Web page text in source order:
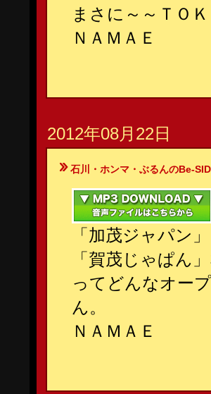
まさに～～ＴＯ
ＮＡＭＡＥ
2012年08月22日
石川・ホンマ・ぶるんのBe-
「加茂ジャパン
「賀茂じゃぱん
ってどんなオー
ん。
ＮＡＭＡＥ